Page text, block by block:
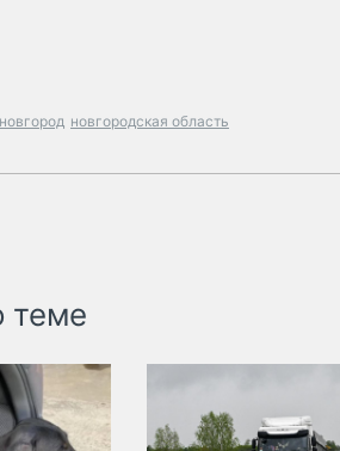
новгородская область
теме